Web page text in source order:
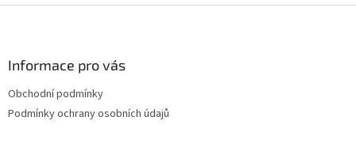
Informace pro vás
Obchodní podmínky
Podmínky ochrany osobních údajů